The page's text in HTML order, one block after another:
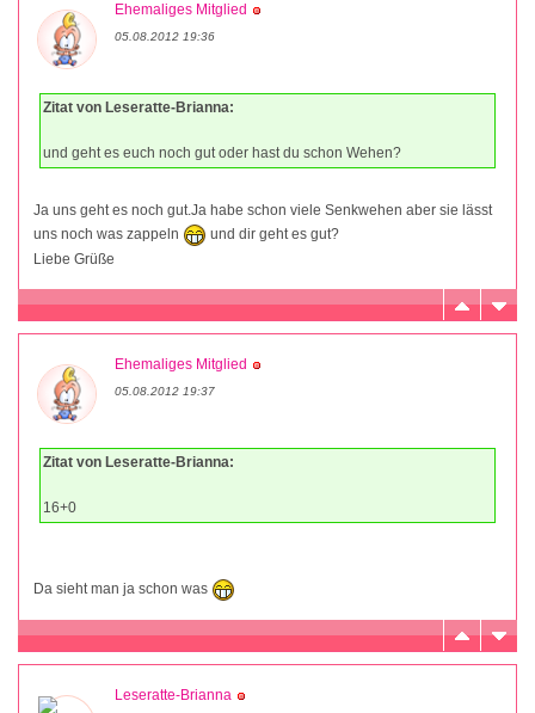
Ehemaliges Mitglied
05.08.2012 19:36
Zitat von Leseratte-Brianna:
und geht es euch noch gut oder hast du schon Wehen?
Ja uns geht es noch gut.Ja habe schon viele Senkwehen aber sie lässt
uns noch was zappeln
und dir geht es gut?
Liebe Grüße
Ehemaliges Mitglied
05.08.2012 19:37
Zitat von Leseratte-Brianna:
16+0
Da sieht man ja schon was
Leseratte-Brianna